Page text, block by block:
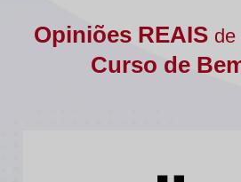
Opiniões REAIS de
Curso de